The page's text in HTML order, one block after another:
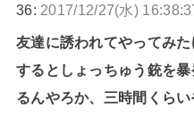
36: 2017/12/27(水)
友達に誘われてやってみ
するとしょっちゅう銃を
るんやろか、三時間くら